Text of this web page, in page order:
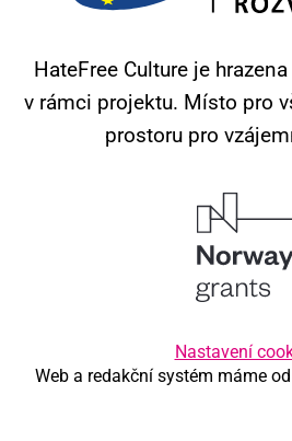
HateFree Culture je
v rámci projektu. Místo pro
prostoru pro
Nastavení
Web a redakční systém máme od